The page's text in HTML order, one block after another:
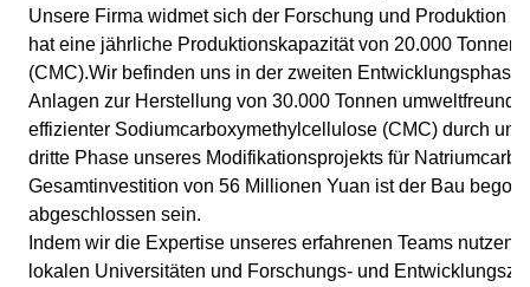
Unsere Firma widmet sich der Forschung und Produktion
hat eine jährliche Produktionskapazität von 20.000
(CMC).Wir befinden uns in der zweiten
Anlagen zur Herstellung von 30.000 Tonnen
effizienter Sodiumcarboxymethylcellulose (CMC) durch
dritte Phase unseres Modifikationsprojekts für
Gesamtinvestition von 56 Millionen Yuan ist der Bau
abgeschlossen sein.
Indem wir die Expertise unseres erfahrenen Teams
lokalen Universitäten und Forschungs- und